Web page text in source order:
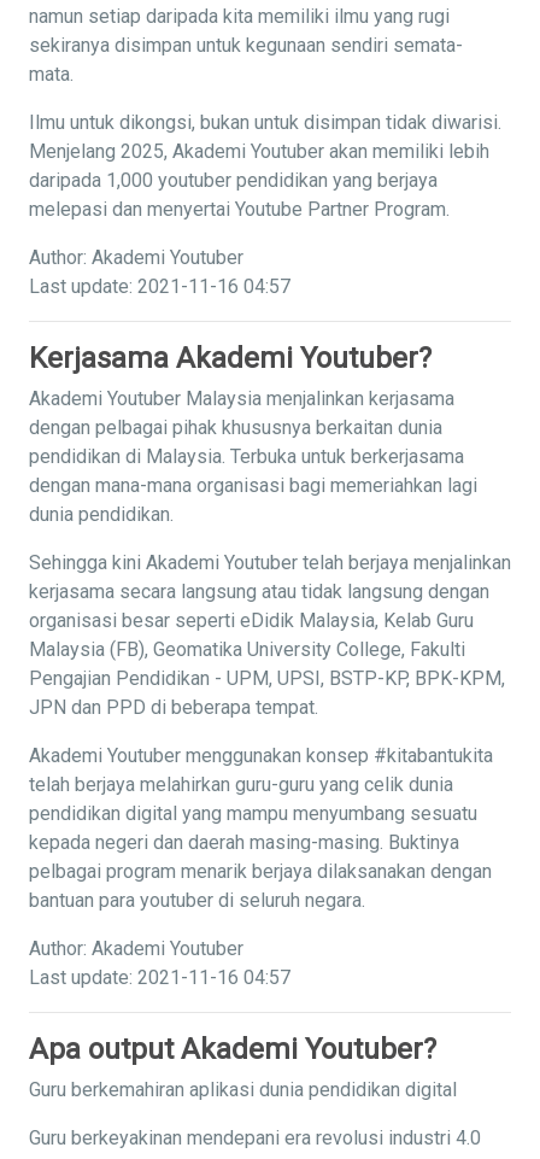
namun setiap daripada kita memiliki ilmu yang rugi
sekiranya disimpan untuk kegunaan sendiri semata-
mata.
Ilmu untuk dikongsi, bukan untuk disimpan tidak diwarisi.
Menjelang 2025, Akademi Youtuber akan memiliki lebih
daripada 1,000 youtuber pendidikan yang berjaya
melepasi dan menyertai Youtube Partner Program.
Author: Akademi Youtuber
Last update: 2021-11-16 04:57
Kerjasama Akademi Youtuber?
Akademi Youtuber Malaysia menjalinkan kerjasama
dengan pelbagai pihak khususnya berkaitan dunia
pendidikan di Malaysia. Terbuka untuk berkerjasama
dengan mana-mana organisasi bagi memeriahkan lagi
dunia pendidikan.
Sehingga kini Akademi Youtuber telah berjaya menjalinkan
kerjasama secara langsung atau tidak langsung dengan
organisasi besar seperti eDidik Malaysia, Kelab Guru
Malaysia (FB), Geomatika University College, Fakulti
Pengajian Pendidikan - UPM, UPSI, BSTP-KP, BPK-KPM,
JPN dan PPD di beberapa tempat.
Akademi Youtuber menggunakan konsep #kitabantukita
telah berjaya melahirkan guru-guru yang celik dunia
pendidikan digital yang mampu menyumbang sesuatu
kepada negeri dan daerah masing-masing. Buktinya
pelbagai program menarik berjaya dilaksanakan dengan
bantuan para youtuber di seluruh negara.
Author: Akademi Youtuber
Last update: 2021-11-16 04:57
Apa output Akademi Youtuber?
Guru berkemahiran aplikasi dunia pendidikan digital
Guru berkeyakinan mendepani era revolusi industri 4.0